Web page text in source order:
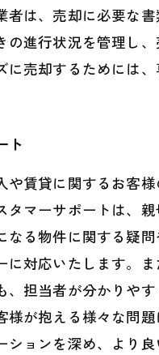
者は、売却に必要な
進行状況を管理し
売却するためには
ト
賃貸に関するお客
タマーサポートは、
なる物件に関する疑
に対応いたします。
、担当者が分かりや
様が抱える様々な問
ションを深め、より